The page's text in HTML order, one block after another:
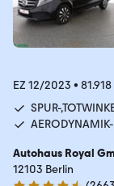
EZ 12/2023 •
SPUR-
AERODYNAMIK-
Autohaus Royal
12103 Berlin